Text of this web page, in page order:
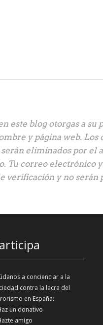
este blog otorgas a su
y página web. Los
eliminados por el
Tu correo electrónico
verificación y no serán
a concienciar a la
contra la lacra del
en España:
un donativo
amigo